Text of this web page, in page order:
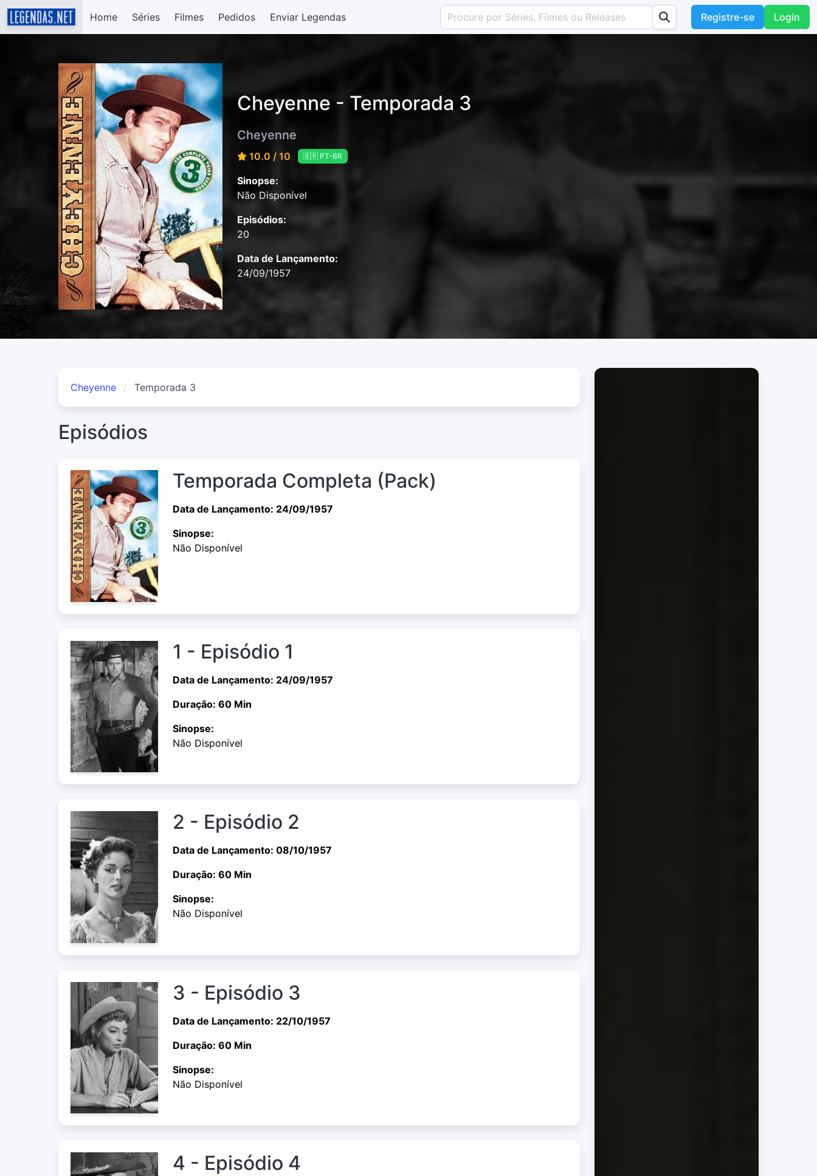
Home Séries Filmes Pedidos Enviar Legendas Registre-se Login
Cheyenne - Temporada 3
Cheyenne
10.0 / 10 🇧🇷 PT-BR
Sinopse:
Não Disponível
Episódios:
20
Data de Lançamento:
24/09/1957
Cheyenne Temporada 3
Episódios
Temporada Completa (Pack)
Data de Lançamento: 24/09/1957
Sinopse:
Não Disponível
1 - Episódio 1
Data de Lançamento: 24/09/1957
Duração: 60 Min
Sinopse:
Não Disponível
2 - Episódio 2
Data de Lançamento: 08/10/1957
Duração: 60 Min
Sinopse:
Não Disponível
3 - Episódio 3
Data de Lançamento: 22/10/1957
Duração: 60 Min
Sinopse:
Não Disponível
4 - Episódio 4